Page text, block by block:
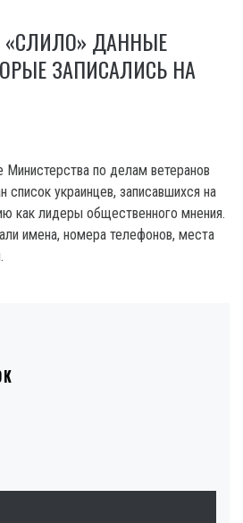
«СЛИЛО» ДАННЫЕ
ЗАПИСАЛИСЬ НА
Министерства по делам ветеранов
список украинцев, записавшихся на
как лидеры общественного мнения.
имена, номера телефонов, места